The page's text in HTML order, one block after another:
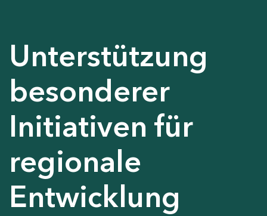
Unterstützung
besonderer
Initiativen für
regionale
Entwicklung